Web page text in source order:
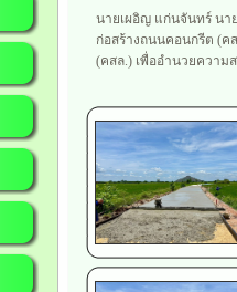
นายเผอิญ แก่นจันทร์ นา
ก่อสร้างถนนคอนกรีต (ค
(คสล.) เพื่ออำนวยควา